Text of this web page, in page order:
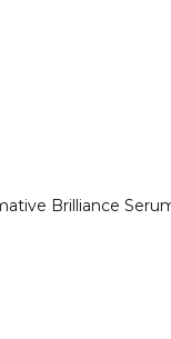
Brilliance